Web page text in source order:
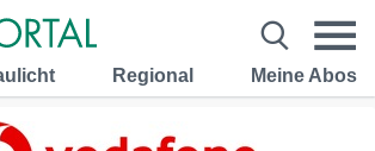
Regional Meine Abos